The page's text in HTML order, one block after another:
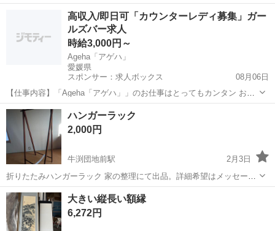
認お願いします。 汚れやキズなど、使用感ございます。 状態など、現
物を見てご判断ください。 購入希望の方は、初回のメッセージで最短
のお引き取り可能日...
松山市 いよ立花駅 ミラー/鏡 ミラー
高収入/即日可「カウンターレディ募集」ガー
ルズバー求人
時給3,000円～
Ageha「アゲハ」
愛媛県
スポンサー：求人ボックス
08月06日
【仕事内容】「Ageha「アゲハ」」のお仕事はとってもカンタン お客
様と楽しくお喋り 注文されたお酒を作る あなたにお任せするのはこの
2つ 初めての女の子でも心配ありません もちろん、お仕事内容はイチ
からレクチャーします! 安心し...
アルバイト・パート
ハンガーラック
2,000円
牛渕団地前駅
2月3日
折りたたみハンガーラック 家の整理にて出品。詳細希望はメッセージ
お願いします。
愛媛 東温市 牛渕団地前駅 ミラー/鏡
大きい縦長い額縁
6,272円